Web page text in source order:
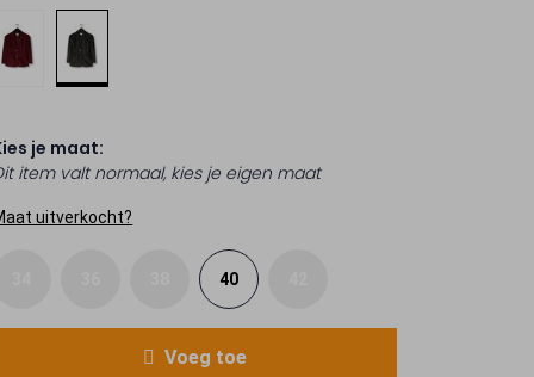
je maat:
item valt normaal, kies je eigen maat
uitverkocht?
40
Voeg toe